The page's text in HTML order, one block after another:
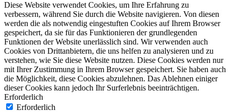
Diese Website verwendet Cookies, um Ihre Erfahrung zu
verbessern, während Sie durch die Website navigieren. Von diesen
werden die als notwendig eingestuften Cookies auf Ihrem Browser
gespeichert, da sie für das Funktionieren der grundlegenden
Funktionen der Website unerlässlich sind. Wir verwenden auch
Cookies von Drittanbietern, die uns helfen zu analysieren und zu
verstehen, wie Sie diese Website nutzen. Diese Cookies werden nur
mit Ihrer Zustimmung in Ihrem Browser gespeichert. Sie haben auch
die Möglichkeit, diese Cookies abzulehnen. Das Ablehnen einiger
dieser Cookies kann jedoch Ihr Surferlebnis beeinträchtigen.
Erforderlich
Erforderlich